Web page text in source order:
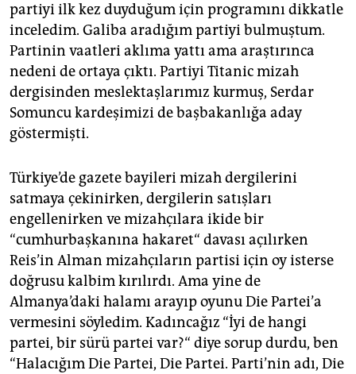
partiyi ilk kez duyduğum için programını dikkatle
inceledim. Galiba aradığım partiyi bulmuştum.
Partinin vaatleri aklıma yattı ama araştırınca
nedeni de ortaya çıktı. Partiyi Titanic mizah
dergisinden meslektaşlarımız kurmuş, Serdar
Somuncu kardeşimizi de başbakanlığa aday
göstermişti.
Türkiye’de gazete bayileri mizah dergilerini
satmaya çekinirken, dergilerin satışları
engellenirken ve mizahçılara ikide bir
“cumhurbaşkanına hakaret“ davası açılırken
Reis’in Alman mizahçıların partisi için oy isterse
doğrusu kalbim kırılırdı. Ama yine de
Almanya’daki halamı arayıp oyunu Die Partei’a
vermesini söyledim. Kadıncağız “İyi de hangi
partei, bir sürü partei var?“ diye sorup durdu, ben
“Halacığım Die Partei, Die Partei. Parti’nin adı, Die